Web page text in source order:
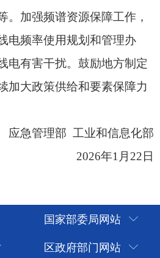
国家部委局网站
区政府部门网站